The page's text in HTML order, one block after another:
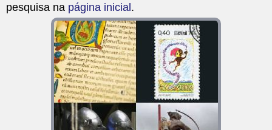
pesquisa na página inicial.